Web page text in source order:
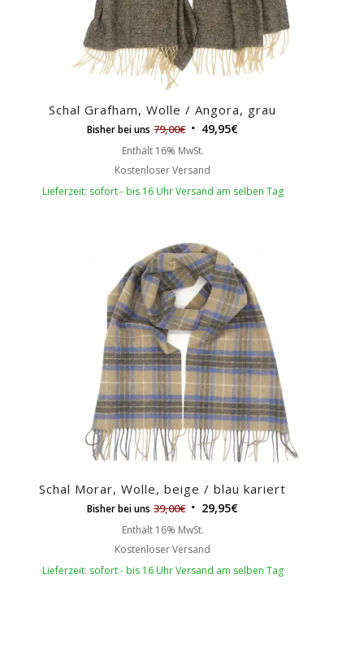
Schal Grafham, Wolle / Angora, grau
Bisher bei uns 79,00€ 49,95€
Enthält 16% MwSt.
Kostenloser Versand
Lieferzeit: sofort - bis 16 Uhr Versand am selben Tag
Schal Morar, Wolle, beige / blau kariert
Bisher bei uns 39,00€ 29,95€
Enthält 16% MwSt.
Kostenloser Versand
Lieferzeit: sofort - bis 16 Uhr Versand am selben Tag